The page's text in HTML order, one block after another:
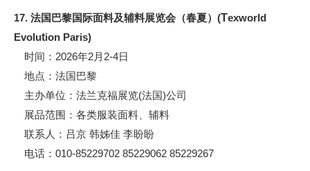
17. 法国巴黎国际面料及辅料展览会（春夏）(Texworld
Evolution Paris)
时间：2026年2月2-4日
地点：法国巴黎
主办单位：法兰克福展览(法国)公司
展品范围：各类服装面料、辅料
联系人：吕京 韩姊佳 李盼盼
电话：010-85229702 85229062 85229267